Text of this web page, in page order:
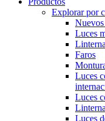
Explorar por
Luces
Faros
Luces
Luces
Luces